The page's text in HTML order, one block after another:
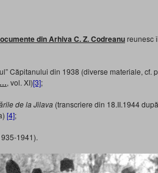
din Arhiva C. Z. Codreanureunesc
din 1938 (diverse materiale, cf.
, vol. XI)[3];
de la Jilava (transcriere din 18.II.1944
[4];
1941).